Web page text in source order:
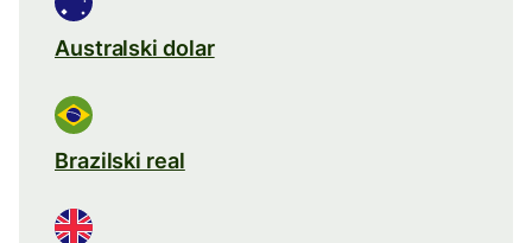
Australski dolar
Brazilski real